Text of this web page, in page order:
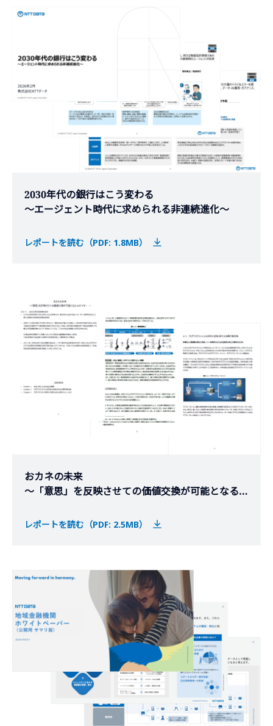
2030年代の銀行はこう変わる
～エージェント時代に求められる非連続進化～
レポートを読む（PDF: 1.8MB）
おカネの未来
～「意思」を反映させての価値交換が可能となる
レポートを読む（PDF: 2.5MB）